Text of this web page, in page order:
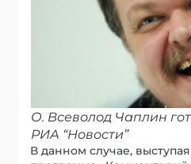
О. Всеволод Чаплин
РИА “Новости”
В данном случае, выступая